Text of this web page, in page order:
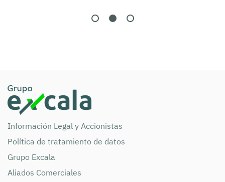
Información Legal y Accionistas
Política de tratamiento de datos
Grupo Excala
Aliados Comerciales